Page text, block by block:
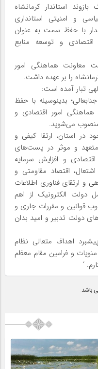
استاندار کرمانشاه
و امنیتی استانداری
با حفظ سمت به عنوان
و توسعه منابع
معاونت هماهنگی امور
را بر عهده داشت.
تبار آمده است:
بدینوسیله با حفظ
امور اقتصادی و
منصوب می‌شوید.
در استان، ارتقا کیفی و
متعهد و موثر در پست‌های
و افزایش سرمایه
اقتصاد مقاومتی و
و ارتقای فناوری اطلاعات
دولت الکترونیک از اهم
قوانین و مقررات جاری و
دولت تدبیر و امید بدان
اهداف متعالی نظام
و فرامین مقام معظم
‘
باشد.